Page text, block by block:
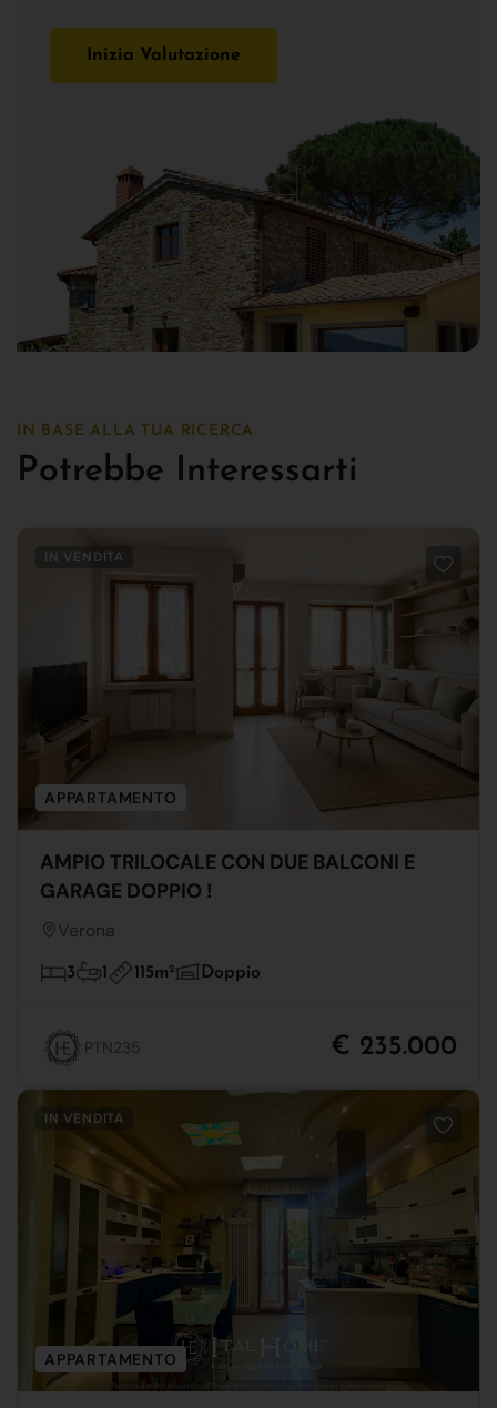
Inizia Valutazione
IN BASE ALLA TUA RICERCA
Potrebbe Interessarti
IN VENDITA
APPARTAMENTO
AMPIO TRILOCALE CON DUE BALCONI E
GARAGE DOPPIO !
Verona
3 1 115m2 Doppio
PTN235 € 235.000
IN VENDITA
APPARTAMENTO